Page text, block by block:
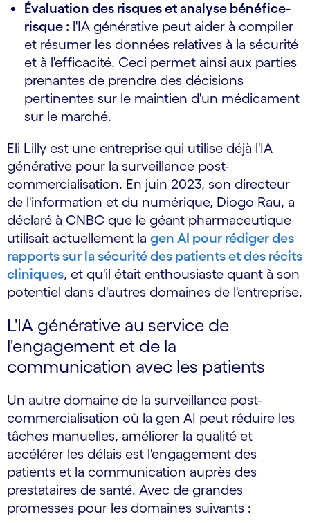
Évaluation des risques et analyse bénéfice-
risque : l'IA générative peut aider à compiler
et résumer les données relatives à la sécurité
et à l'efficacité. Ceci permet ainsi aux parties
prenantes de prendre des décisions
pertinentes sur le maintien d'un médicament
sur le marché.
Eli Lilly est une entreprise qui utilise déjà l'IA
générative pour la surveillance post-
commercialisation. En juin 2023, son directeur
de l'information et du numérique, Diogo Rau, a
déclaré à CNBC que le géant pharmaceutique
utilisait actuellement la gen AI pour rédiger des
rapports sur la sécurité des patients et des récits
cliniques, et qu'il était enthousiaste quant à son
potentiel dans d'autres domaines de l'entreprise.
L'IA générative au service de
l'engagement et de la
communication avec les patients
Un autre domaine de la surveillance post-
commercialisation où la gen AI peut réduire les
tâches manuelles, améliorer la qualité et
accélérer les délais est l'engagement des
patients et la communication auprès des
prestataires de santé. Avec de grandes
promesses pour les domaines suivants :